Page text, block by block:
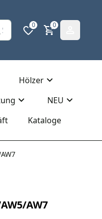
0 0
Hölzer
NEU
Kataloge
AW7